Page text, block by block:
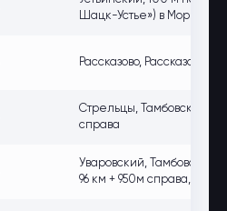
Шацк-Устье») в
Рассказово, Рассказово,
Стрельцы, Тамбовская
справа
Уваровский, Тамбовская
96 км + 950м справа, АЗС